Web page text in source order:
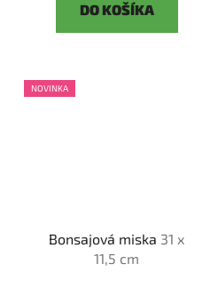
DO KOŠÍKA
NOVINKA
Bonsajová miska 31 x
11,5 cm